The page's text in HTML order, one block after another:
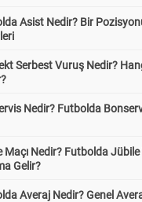
Asist Nedir? Bir
Serbest Vuruş Nedir?
Nedir? Futbolda
Maçı Nedir? Futbolda
Gelir?
Averaj Nedir? Genel